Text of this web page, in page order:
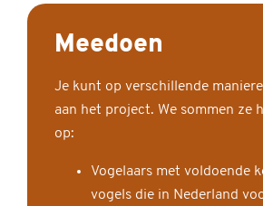
Meedoen
Je kunt op verschillende
aan het project. We sommen ze
op:
Vogelaars met voldoende
vogels die in Nederland